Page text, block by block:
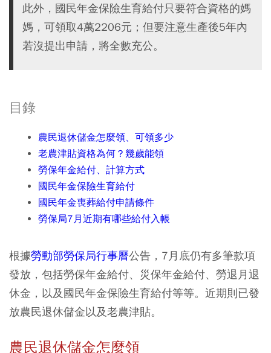
此外，國民年金保險生育給付只要符合資格的媽
媽，可領取4萬2206元；但要注意生產後5年內
若沒提出申請，將全數充公。
目錄
農民退休儲金怎麼領、可領多少
老農津貼資格為何？幾歲能領
勞保年金給付、計算方式
國民年金保險生育給付
國民年金喪葬給付申請條件
勞保局7月近期有哪些給付入帳​
根據勞動部勞保局行事曆公告，7月底仍有多筆款項
發放，包括勞保年金給付、災保年金給付、勞退月退
休金，以及國民年金保險生育給付等等。近期則已發
放農民退休儲金以及老農津貼。
農民退休儲金怎麼領